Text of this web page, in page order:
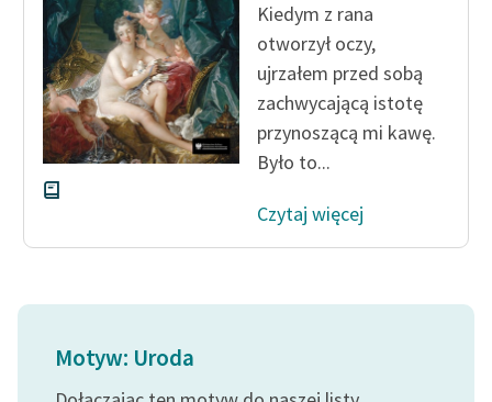
E-kolekcja lektur
szkolnych i literatury do
słuchania dla uczennic i
uczniów z
niepełnosprawnościami
Feministyczne inspiracje.
Popularyzacja
feministycznej
twórców przechodzących
Kiedym z rana
otworzył oczy,
ujrzałem przed sobą
zachwycającą istotę
przynoszącą mi kawę.
Było to...
Czytaj więcej
Motyw: Uroda